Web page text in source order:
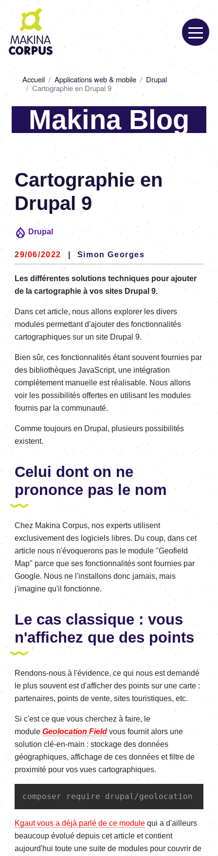
Aller
contenu
principal
d'Ariane
Accueil Applications web & mobile
Drupal
Cartographie en Drupal 9
Makina Blog
Cartographie en
Drupal 9
Drupal
29/06/2022 Simon Georges
Les différentes solutions techniques pour ajouter
de la cartographie à vos sites Drupal 9.
Dans cet article, nous allons explorer les divers
modules permettant d'ajouter des fonctionnalités
cartographiques sur un site Drupal 9.
Bien sûr, ces fonctionnalités étant souvent fournies par
des bibliothèques JavaScript, une intégration
complètement manuelle est réalisable. Nous allons
voir les possibilités offertes en utilisant les modules
fournis par la communauté.
Comme toujours en Drupal, plusieurs possibilités
existent.
Celui dont on ne
prononce pas le nom
Chez Makina Corpus, nos experts utilisent
exclusivement des logiciels libres. Du coup, dans cet
article nous n'évoquerons pas le module "Geofield
Map" parce que ses fonctionnalités sont fournies par
Google. Nous ne l'installons donc jamais, mais
j'imagine qu'il fonctionne.
Le cas classique : vous
n'affichez que des points
Rendons-nous à l'évidence, ce qui nous est demandé
le plus souvent est d'afficher des points sur une carte :
partenaires, points de vente, sites touristiques, etc.
Si c'est ce que vous cherchez à faire, le
module Geolocation Field vous fournit alors une
solution clé-en-main : stockage des données
géographiques, affichage de ces données et filtre de
proximité pour vos vues cartographiques.
composer require drupal/geolocation
Kgaut vous a déjà parlé de ce module qui a d'ailleurs
beaucoup évolué depuis cet article et contient
aujourd'hui toute une suite de modules pour couvrir de